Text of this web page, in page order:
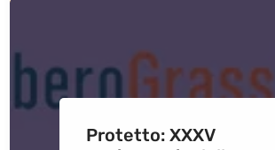
Protetto: XXXV